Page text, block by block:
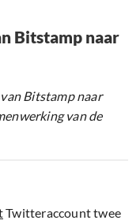
Bitstamp naar
Bitstamp naar
van de
Twitteraccount twee